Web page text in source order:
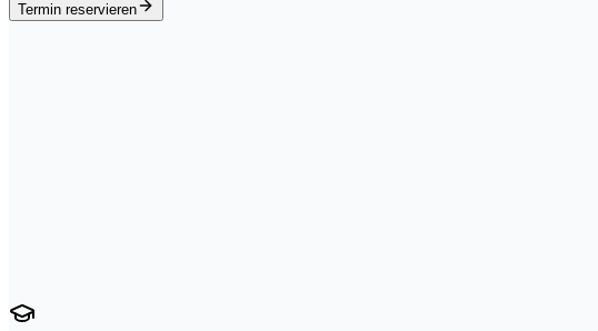
Termin reservieren